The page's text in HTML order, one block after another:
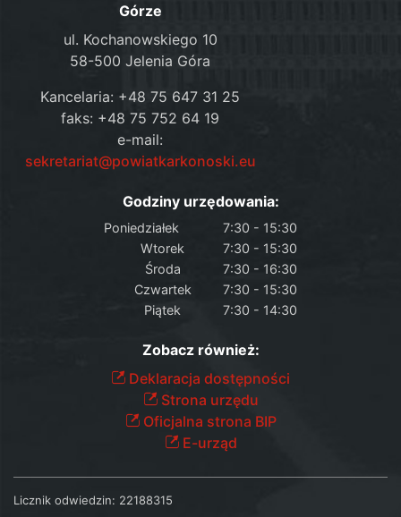
Górze
ul. Kochanowskiego 10
58-500 Jelenia Góra
Kancelaria: +48 75 647 31 25
faks: +48 75 752 64 19
e-mail:
sekretariat@powiatkarkonoski.eu
Godziny urzędowania:
Poniedziałek
7:30 - 15:30
Wtorek
7:30 - 15:30
Środa
7:30 - 16:30
Czwartek
7:30 - 15:30
Piątek
7:30 - 14:30
Zobacz również:
Deklaracja dostępności
Strona urzędu
Oficjalna strona BIP
E-urząd
Licznik odwiedzin: 22188315